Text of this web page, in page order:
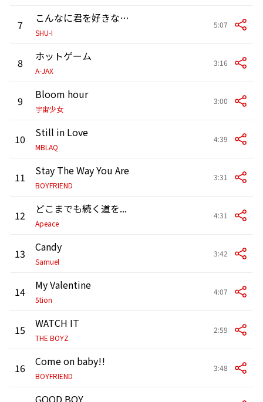
7 こんなに君を好きなのにどうして?
SHU-I
5:07
8 ホットゲーム
A-JAX
3:16
9 Bloom hour
宇宙少女
3:00
10 Still in Love
MBLAQ
4:39
11 Stay The Way You Are
BOYFRIEND
3:31
12 どこまでも続く道を...
Apeace
4:31
13 Candy
Samuel
3:42
14 My Valentine
5tion
4:07
15 WATCH IT
THE BOYZ
2:59
16 Come on baby!!
BOYFRIEND
3:48
GOOD BOY